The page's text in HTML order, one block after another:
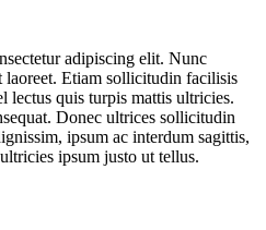
adipiscing elit. Nunc
laoreet. Etiam sollicitudin facilisis
lectus quis turpis mattis ultricies.
Donec ultrices sollicitudin
ipsum ac interdum sagittis,
ipsum justo ut tellus.